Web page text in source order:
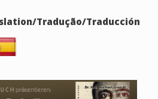
Tradução/Traducción